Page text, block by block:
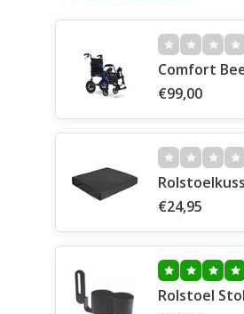
Comfort
€99,00
€24,95
Rolstoel